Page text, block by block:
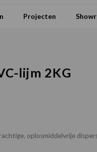
Projecten
lijm 2KG
oplosmiddelvrije